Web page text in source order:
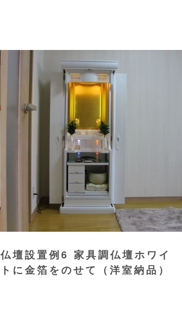
仏壇設置例6 家具調仏壇ホワイ
トに金箔をのせて（洋室納品）